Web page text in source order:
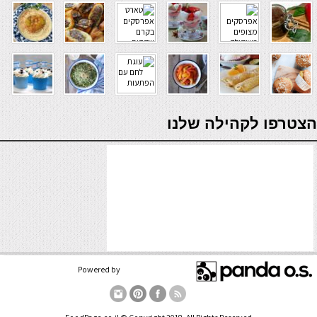
verde casino
הצטרפו לקהילה שלנו
Powered by